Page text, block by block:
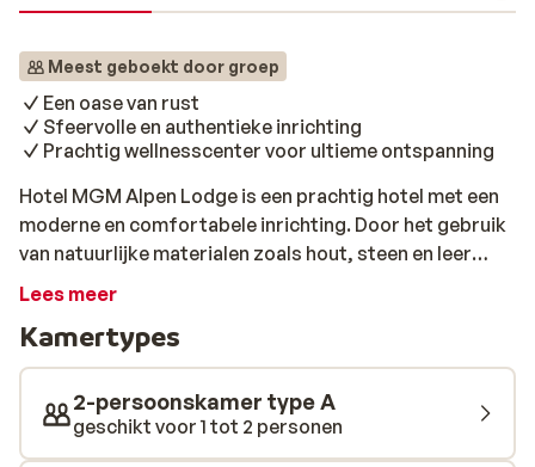
Meest geboekt door groep
Een oase van rust
Sfeervolle en authentieke inrichting
Prachtig wellnesscenter voor ultieme ontspanning
Hotel MGM Alpen Lodge is een prachtig hotel met een
moderne en comfortabele inrichting. Door het gebruik
van natuurlijke materialen zoals hout, steen en leer
heeft de inrichting nog veel authentieke accenten wat
kamers zijn net als de rest van het hotel een ware oase
van rust. Op 400 meter van het hotel bevindt zich de
skilift. Na een dag in de sneeuw is het heerlijk om nog
even je spieren te ontspannen in het prachtige
wellnesscenter. Warm op in de sauna of trek nog een
Lees meer
Kamertypes
2-persoonskamer type A
geschikt voor 1 tot 2 personen